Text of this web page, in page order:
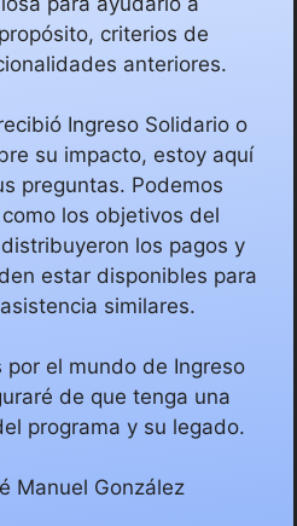
criterios de
anteriores.
Ingreso Solidario o
su impacto, estoy aquí
preguntas. Podemos
los objetivos del
los pagos y
estar disponibles para
similares.
por el mundo de Ingreso
de que tenga una
programa y su legado.
Manuel González